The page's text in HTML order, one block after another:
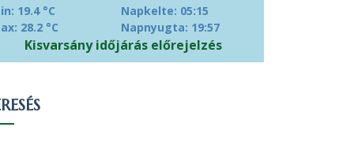
19.4 °C
28.2 °C
Napkelte: 05:15
Napnyugta: 19:57
Kisvarsány időjárás előrejelzés